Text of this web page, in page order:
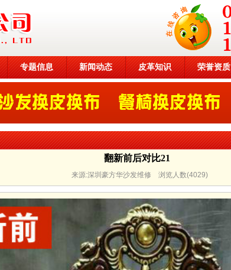
专题信息 新闻动态 皮革知识 荣誉资质
翻新前后对比21
来源:深圳豪方华沙发维修 浏览人数(4029)